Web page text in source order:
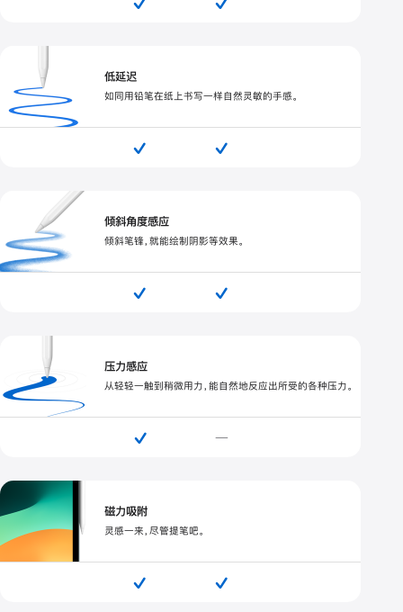
低延迟
如同用铅笔在纸上书写一样自然灵敏的手感。
 
倾斜角度感应
倾斜笔锋，就能绘制阴影等效果。
 
压力感应
从轻轻一触到稍微用力，能自然地反应出所受的各种压力。
 —
磁力吸附
灵感一来，尽管提笔吧。
 